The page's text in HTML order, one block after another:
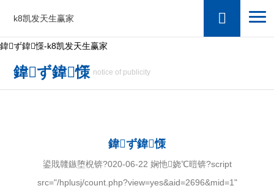
鍏ず鍏憡-k8凯发天生赢家
k8凯发天生赢家
鍏ず鍏憡 notice of publicity
鍏ず鍏憡
鍙戝竷鏃堕棿锛?020-06-22 娴忚娆℃暟锛?script
src="/hplusj/count.php?view=yes&aid=2696&mid=1"